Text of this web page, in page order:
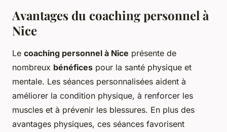
Avantages du coaching personnel à
Nice
Le coaching personnel à Nice présente de
nombreux bénéfices pour la santé physique et
mentale. Les séances personnalisées aident à
améliorer la condition physique, à renforcer les
muscles et à prévenir les blessures. En plus des
avantages physiques, ces séances favorisent